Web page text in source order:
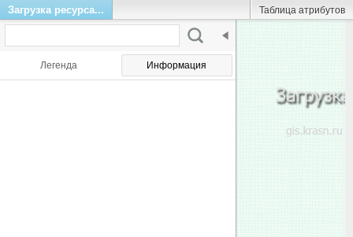
Загрузка ресурса... Таблица атрибутов
Легенда Информация